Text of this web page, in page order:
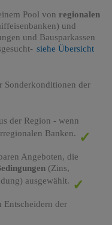
Pool von regionalen
und
und Bausparkassen
siehe Übersicht
Sonderkonditionen der
der Region - wenn
Banken.
Angeboten, die
(Zins,
ausgewählt.
Entscheidern der